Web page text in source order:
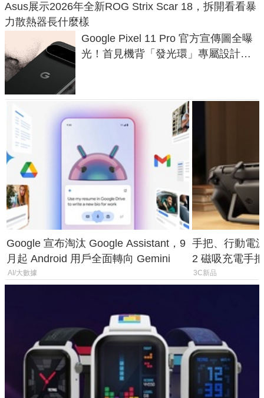
Asus展示2026年全新ROG Strix Scar 18，拆開看看暴
力散熱器長什麼樣
Google Pixel 11 Pro 官方宣傳圖全曝
光！首見機背「發光環」專屬設計、
Google 宣布淘汰 Google Assistant，9
月起 Android 用戶全面轉向 Gemini
AI/大數據
手把、行動電
2 磁吸充電手
倍
3C新品